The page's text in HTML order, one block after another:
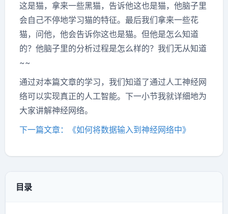
这是猫，拿来一些黑猫，告诉他这也是猫，他脑子里
会自己不停地学习猫的特征。最后我们拿来一些花
猫，问他，他会告诉你这也是猫。但他是怎么知道
的？他脑子里的分析过程是怎么样的？我们无从知道
~~
通过对本篇文章的学习，我们知道了通过人工神经网
络可以实现真正的人工智能。下一小节我就详细地为
大家讲解神经网络。
下一篇文章：《如何将数据输入到神经网络中》
目录